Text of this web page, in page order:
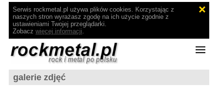
Serwis rockmetal.pl używa plików cookies. Korzystając z
naszych stron wyrażasz zgodę na ich użycie zgodnie z
ustawieniami Twojej przeglądarki.
Zobacz więcej informacji.
galerie zdjęć